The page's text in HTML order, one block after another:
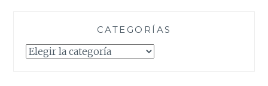
CATEGORÍAS
Categorías